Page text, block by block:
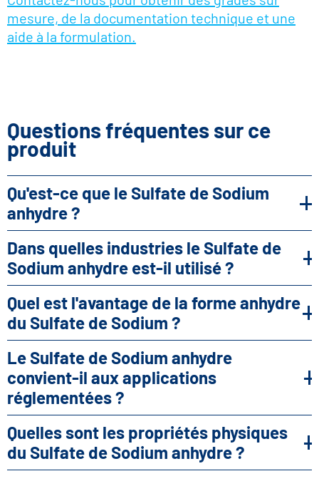
mesure, de la documentation technique et une
aide à la formulation.
Questions fréquentes sur ce
produit
Qu'est-ce que le Sulfate de Sodium
anhydre ?
Il s'agit de la forme sans eau du sulfate de
sodium, un sel inorganique utilisé comme
ingrédient fonctionnel et auxiliaire de traitement
dans diverses industries.
Dans quelles industries le Sulfate de
Sodium anhydre est-il utilisé ?
Il est utilisé dans la fabrication industrielle, les
détergents, la transformation des aliments
(lorsqu'elle est autorisée), les produits
pharmaceutiques et les formulations
cosmétiques.
Quel est l'avantage de la forme anhydre
du Sulfate de Sodium ?
L'absence d'eau cristalline garantit un dosage
précis, une meilleure stabilité au stockage et des
performances prévisibles dans les formulations.
Le Sulfate de Sodium anhydre
convient-il aux applications
réglementées ?
Oui. Les qualités alimentaires et
pharmaceutiques sont produites conformément
aux normes GMP, ISO 9001 et FSSC 22000.
Quelles sont les propriétés physiques
du Sulfate de Sodium anhydre ?
Il se présente sous la forme d'une poudre ou d'un